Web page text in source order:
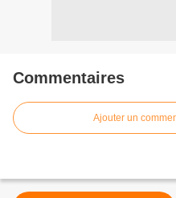
Commentaires
Ajouter un